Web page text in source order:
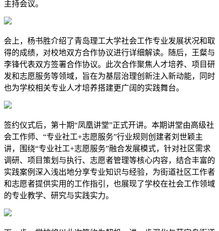
主持会议。
会上，杨书胜介绍了青岛理工大学社会工作专业发展状况和取
得的成绩，对校地双方合作协议进行详细解读。随后，王粲与
李锋代表双方签署合作协议。此次合作聚焦人才培养、项目研
发和志愿服务等领域，旨在为基层治理创新注入新动能，同时
也为学校相关专业人才培养搭建更广阔的实践舞台。
签约仪式后，第十期“凤凰讲堂”正式开讲。本期讲堂由高级社
会工作师、“专业社工+志愿服务”行业规则创建者刘世颖主
讲，围绕“专业社工+志愿服务”融合发展模式，针对社区需求
调研、项目策划与执行、志愿者管理等核心内容，结合丰富的
实践案例深入浅出地分享专业知识与经验，为街道社区工作者
和志愿者提供实用的工作指引，也展现了学校在社会工作领域
的专业教学、研究与实践实力。